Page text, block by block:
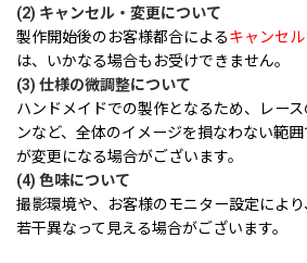
(2) キャンセル・変更について
製作開始後のお客様都合によるキャンセ
は、いかなる場合もお受けできません。
(3) 仕様の微調整について
ハンドメイドでの製作となるため、レー
ンなど、全体のイメージを損なわない範
が変更になる場合がございます。
(4) 色味について
撮影環境や、お客様のモニター設定によ
若干異なって見える場合がございます。